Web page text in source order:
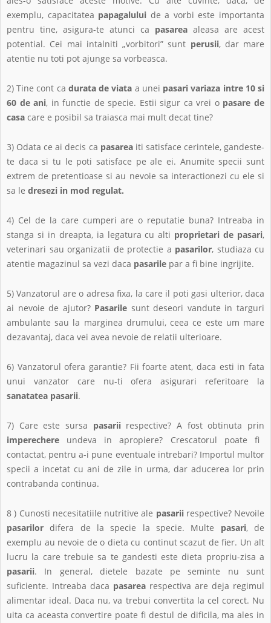
exemplu, capacitatea papagalului de a vorbi este importanta
pentru tine, asigura-te atunci ca pasarea aleasa are acest
potential. Cei mai intalniti „vorbitori” sunt perusii, dar mare
atentie nu toti pot ajunge sa vorbeasca.
2) Tine cont ca durata de viata a unei pasari variaza intre 10 si
60 de ani, in functie de specie. Estii sigur ca vrei o pasare de
casa care e posibil sa traiasca mai mult decat tine?
3) Odata ce ai decis ca pasareaiti satisface cerintele, gandeste-
te daca si tu le poti satisface pe ale ei. Anumite specii sunt
extrem de pretentioase si au nevoie sa interactionezi cu ele si
sa le dresezi in mod regulat.
4) Cel de la care cumperi are o reputatie buna? Intreaba in
stanga si in dreapta, ia legatura cu alti proprietari de pasari,
veterinari sau organizatii de protectie a pasarilor, studiaza cu
atentie magazinul sa vezi daca pasarile par a fi bine ingrijite.
5) Vanzatorul are o adresa fixa, la care il poti gasi ulterior, daca
ai nevoie de ajutor?Pasarile sunt deseori vandute in targuri
ambulante sau la marginea drumului, ceea ce este um mare
dezavantaj, daca vei avea nevoie de relatii ulterioare.
6) Vanzatorul ofera garantie? Fii foarte atent, daca esti in fata
unui vanzator care nu-ti ofera asigurari referitoare la
sanatatea pasarii.
7) Care este sursa pasariirespective? A fost obtinuta prin
imperechere undeva in apropiere? Crescatorul poate fi
contactat, pentru a-i pune eventuale intrebari? Importul multor
specii a incetat cu ani de zile in urma, dar aducerea lor prin
contrabanda continua.
8 ) Cunosti necesitatiile nutritive ale pasariirespective? Nevoile
pasarilor difera de la specie la specie. Multe pasari, de
exemplu au nevoie de o dieta cu continut scazut de fier. Un alt
lucru la care trebuie sa te gandesti este dieta propriu-zisa a
pasarii. In general, dietele bazate pe seminte nu sunt
suficiente. Intreaba daca pasarea respectiva are deja regimul
alimentar ideal. Daca nu, va trebui convertita la cel corect. Nu
uita ca aceasta convertire poate fi destul de dificila, ma ales in